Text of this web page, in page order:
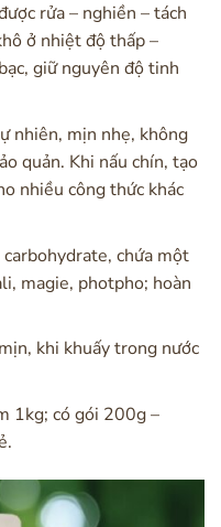
rửa – nghiền – tách
ở nhiệt độ thấp –
giữ nguyên độ tinh
nhiên, mịn nhẹ, không
quản. Khi nấu chín, tạo
nhiều công thức khác
chứa một
magie, photpho; hoàn
khi khuấy trong nước
1kg; có gói 200g –